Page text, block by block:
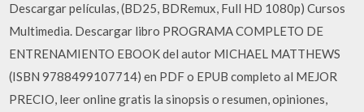
Descargar películas, (BD25, BDRemux, Full HD 1080p) Cursos
Multimedia. Descargar libro PROGRAMA COMPLETO DE
ENTRENAMIENTO EBOOK del autor MICHAEL MATTHEWS
(ISBN 9788499107714) en PDF o EPUB completo al MEJOR
PRECIO, leer online gratis la sinopsis o resumen, opiniones,